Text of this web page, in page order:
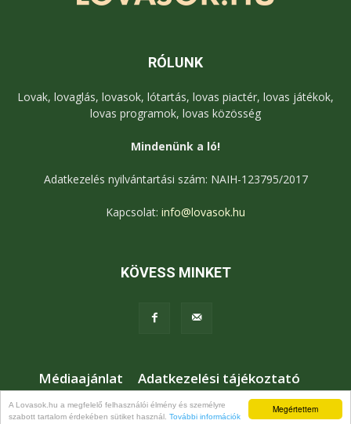
Megértettem
A Lovasok.hu a megfelelő felhasználói élmény és személyre
szabott tartalom érdekében sütiket használ. További információk
RÓLUNK
Lovak, lovaglás, lovasok, lótartás, lovas piactér, lovas játékok,
lovas programok, lovas közösség
Mindenünk a ló!
Adatkezelés nyilvántartási szám: NAIH-123795/2017
Kapcsolat: info@lovasok.hu
KÖVESS MINKET
Médiaajánlat
Adatkezelési tájékoztató
Jogi nyilatkozat
Karrier Kapcsolat